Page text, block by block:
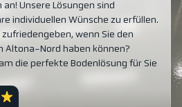
Unsere Lösungen sind
individuellen Wünsche zu erfüllen.
wenn Sie den
Altona-Nord haben können?
die perfekte Bodenlösung für Sie